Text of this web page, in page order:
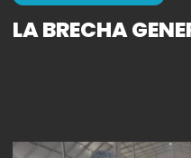
LA BRECHA